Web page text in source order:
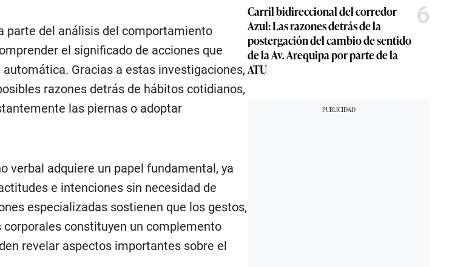
parte del análisis del comportamiento
el significado de acciones que
Gracias a estas investigaciones,
razones detrás de hábitos cotidianos,
las piernas o adoptar
verbal adquiere un papel fundamental, ya
e intenciones sin necesidad de
especializadas sostienen que los gestos,
constituyen un complemento
revelar aspectos importantes sobre el
Carril bidireccional del corredor
Azul: Las razones detrás de la
postergación del cambio de sentido
de la Av. Arequipa por parte de la
ATU
6